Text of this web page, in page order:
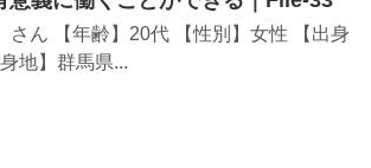
ん 【年齢】20代 【性別】女性 【出身
地】群馬県...